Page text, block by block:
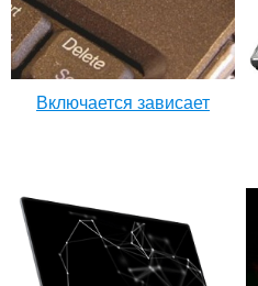
Включается зависает